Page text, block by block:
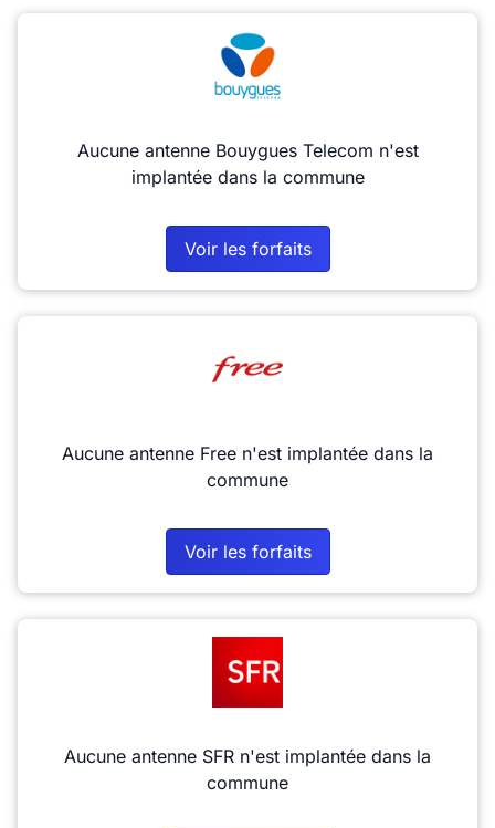
Aucune antenne Bouygues Telecom n'est
implantée dans la commune
Voir les forfaits
Aucune antenne Free n'est implantée dans la
commune
Voir les forfaits
Aucune antenne SFR n'est implantée dans la
commune